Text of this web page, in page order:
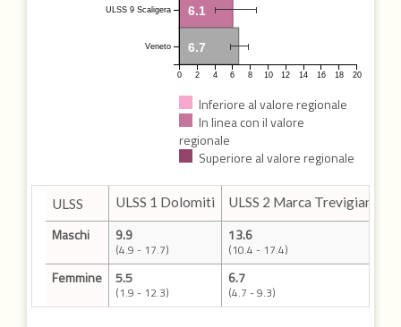
6.1
6.7
0 2 4 6 8 10 12 14 16 18 20
ULSS 9 Scaligera
Veneto
Inferiore al valore regionale
In linea con il valore
regionale
Superiore al valore regionale
ULSS ULSS 1 Dolomiti ULSS 2 Marca Trevigiana
Maschi 9.9
(4.9 - 17.7)
13.6
(10.4 - 17.4)
Femmine 5.5
(1.9 - 12.3)
6.7
(4.7 - 9.3)